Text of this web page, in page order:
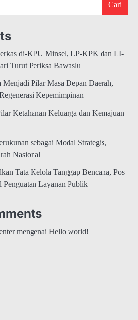
Cari
di-KPU Minsel, LP-KPK dan LI-
Turut Periksa Bawaslu
Menjadi Pilar Masa Depan Daerah,
Kepemimpinan
Ketahanan Keluarga dan Kemajuan
sebagai Modal Strategis,
Nasional
Tata Kelola Tanggap Bencana, Pos
Penguatan Layanan Publik
mengenai Hello world!